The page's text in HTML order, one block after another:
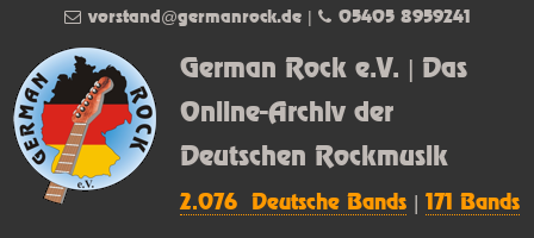
German Rock e.V. | Das
Online-Archiv der
Deutschen Rockmusik
2.076 Deutsche Bands |171 Bands
vorstand@germanrock.de| 05405 8959241